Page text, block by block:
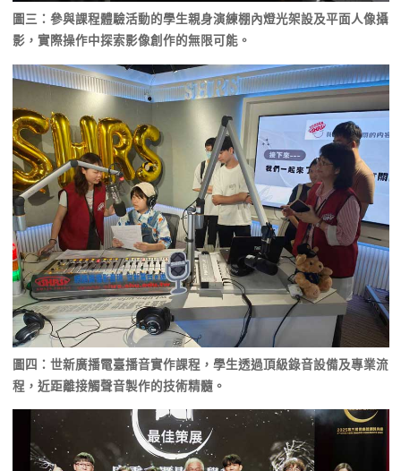
圖三：參與課程體驗活動的學生親身演練棚內燈光架設及平面人像攝
影，實際操作中探索影像創作的無限可能。
圖四：世新廣播電臺播音實作課程，學生透過頂級錄音設備及專業流
程，近距離接觸聲音製作的技術精髓。